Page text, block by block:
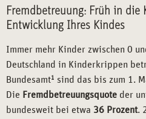
Fremdbetreuung: Früh in die
Entwicklung Ihres Kindes
Immer mehr Kinder zwischen 0
Deutschland in Kinderkrippen
Bundesamt1 sind das bis zum 1.
Die Fremdbetreuungsquote der
bundesweit bei etwa 36 Prozent.